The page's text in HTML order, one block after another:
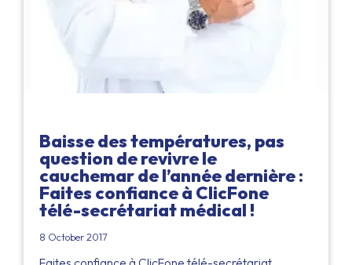
Baisse des températures, pas
question de revivre le
cauchemar de l’année dernière :
Faites confiance à ClicFone
télé-secrétariat médical !
8 October 2017